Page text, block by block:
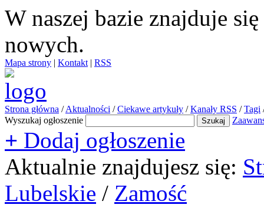
W naszej bazie znajduje się
nowych.
Mapa strony | Kontakt | RSS
Strona główna / Aktualności / Ciekawe artykuły / Kanały RSS / Tagi
Wyszukaj ogłoszenie
+ Dodaj ogłoszenie
Aktualnie znajdujesz się:
Lubelskie / Zamość